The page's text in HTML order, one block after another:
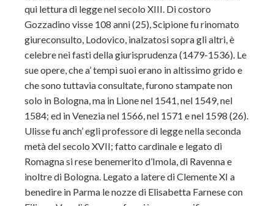
qui lettura di legge nel secolo XIII. Di costoro
Gozzadino visse 108 anni (25), Scipione fu rinomato
giureconsulto, Lodovico, inalzatosi sopra gli altri, è
celebre nei fasti della giurisprudenza (1479-1536). Le
sue opere, che a’ tempi suoi erano in altissimo grido e
che sono tuttavia consultate, furono stampate non
solo in Bologna, ma in Lione nel 1541, nel 1549, nel
1584; ed in Venezia nel 1566, nel 1571 e nel 1598 (26).
Ulisse fu anch’ egli professore di legge nella seconda
metà del secolo XVII; fatto cardinale e legato di
Romagna si rese benemerito d’Imola, di Ravenna e
inoltre di Bologna. Legato a latere di Clemente XI a
benedire in Parma le nozze di Elisabetta Farnese con